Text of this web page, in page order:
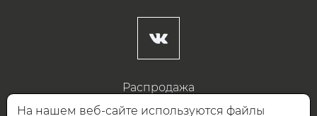
Распродажа
Готовые дизайны
На нашем веб-сайте используются файлы